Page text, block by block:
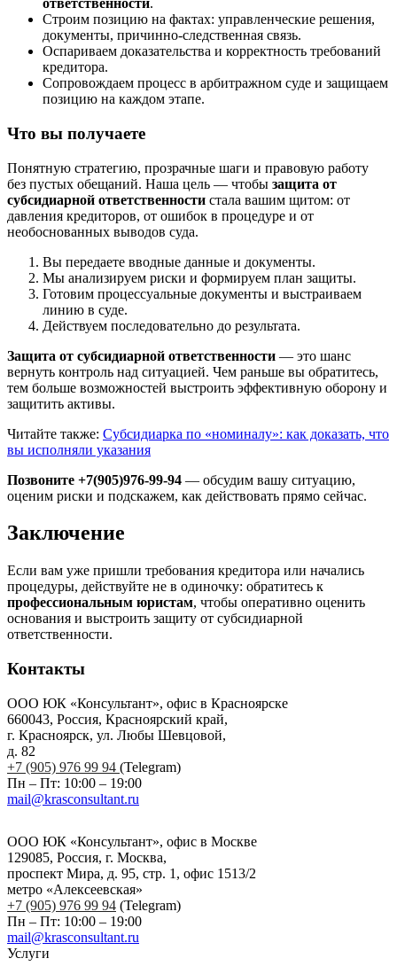
ответственности.
Строим позицию на фактах: управленческие решения,
документы, причинно-следственная связь.
Оспариваем доказательства и корректность требований
кредитора.
Сопровождаем процесс в арбитражном суде и защищаем
позицию на каждом этапе.
Что вы получаете
Понятную стратегию, прозрачные шаги и правовую работу
без пустых обещаний. Наша цель — чтобы защита от
субсидиарной ответственности стала вашим щитом: от
давления кредиторов, от ошибок в процедуре и от
необоснованных выводов суда.
Вы передаете вводные данные и документы.
Мы анализируем риски и формируем план защиты.
Готовим процессуальные документы и выстраиваем
линию в суде.
Действуем последовательно до результата.
Защита от субсидиарной ответственности — это шанс
вернуть контроль над ситуацией. Чем раньше вы обратитесь,
тем больше возможностей выстроить эффективную оборону и
защитить активы.
Читайте также: Субсидиарка по «номиналу»: как доказать, что
вы исполняли указания
Позвоните +7(905)976-99-94 — обсудим вашу ситуацию,
оценим риски и подскажем, как действовать прямо сейчас.
Заключение
Если вам уже пришли требования кредитора или начались
процедуры, действуйте не в одиночку: обратитесь к
профессиональным юристам, чтобы оперативно оценить
основания и выстроить защиту от субсидиарной
ответственности.
Контакты
ООО ЮК «Консультант», офис в Красноярске
660043, Россия, Красноярский край,
г. Красноярск, ул. Любы Шевцовой,
д. 82
+7 (905) 976 99 94 (Telegram)
Пн – Пт: 10:00 – 19:00
mail@krasconsultant.ru
ООО ЮК «Консультант», офис в Москве
129085, Россия, г. Москва,
проспект Мира, д. 95, стр. 1, офис 1513/2
метро «Алексеевская»
+7 (905) 976 99 94 (Telegram)
Пн – Пт: 10:00 – 19:00
mail@krasconsultant.ru
Услуги